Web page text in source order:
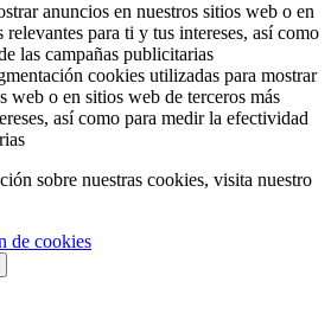
anuncios en nuestros sitios web o en
relevantes para ti y tus intereses, así como
las campañas publicitarias
cookies utilizadas para mostrar
web o en sitios web de terceros más
así como para medir la efectividad
sobre nuestras cookies, visita nuestro
de cookies